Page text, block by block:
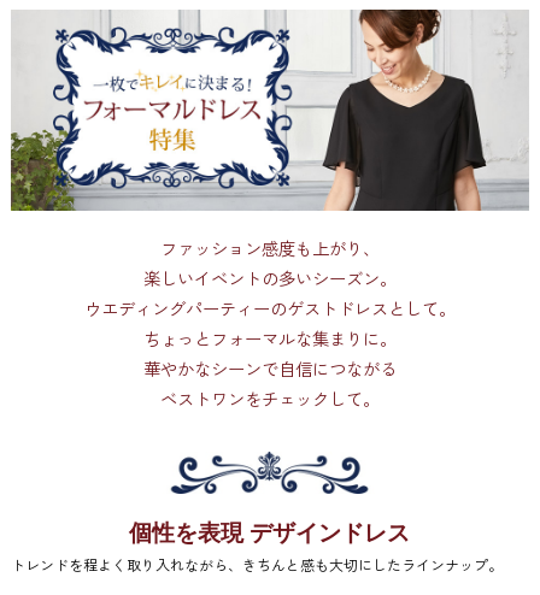
ファッション感度も上がり、
楽しいイベントの多いシーズン。
ウエディングパーティーのゲストドレスとして。
ちょっとフォーマルな集まりに。
華やかなシーンで自信につながる
ベストワンをチェックして。
個性を表現 デザインドレス
トレンドを程よく取り入れながら、きちんと感も大切にしたラインナップ。